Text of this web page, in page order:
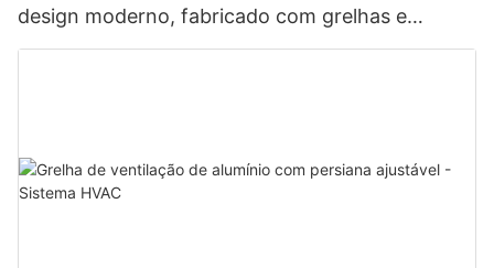
design moderno, fabricado com grelhas e
registros em liga de alumínio.